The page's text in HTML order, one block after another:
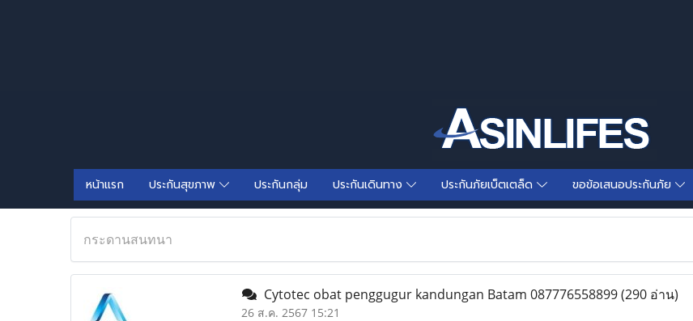
หน้าแรก ประกันสุขภาพ ประกันกลุ่ม ประกันเดินทาง ประกันภัยเบ็ตเตล็ด ขอข้อเสนอประกันภัย
กระดานสนทนา
Cytotec obat penggugur kandungan Batam 087776558899(290 อ่าน)
26 ส.ค. 2567 15:21